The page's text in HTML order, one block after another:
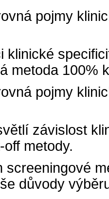
pojmy
klinické
metoda 100%
pojmy
závislost
metody.
screeningové
důvody